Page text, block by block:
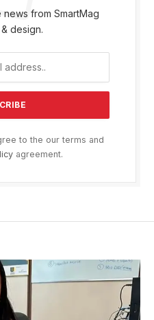
from SmartMag
design.
to the our terms and
agreement.